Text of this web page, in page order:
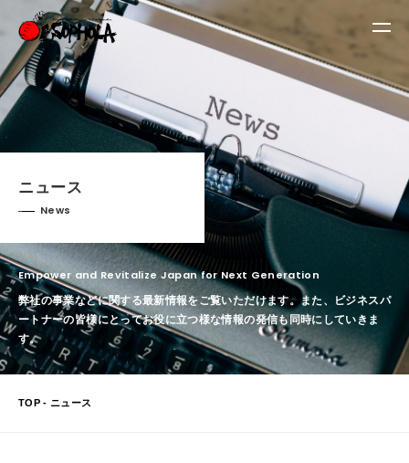
ニュース
News
Empower and Revitalize Japan for Next Generation
弊社の事業などに関する最新情報をご覧いただけます。また、ビジネスパ
ートナーの皆様にとってお役に立つ様な情報の発信も同時にしていきま
す。
TOP - ニュース